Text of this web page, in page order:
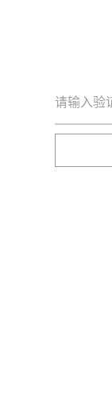
请输入验